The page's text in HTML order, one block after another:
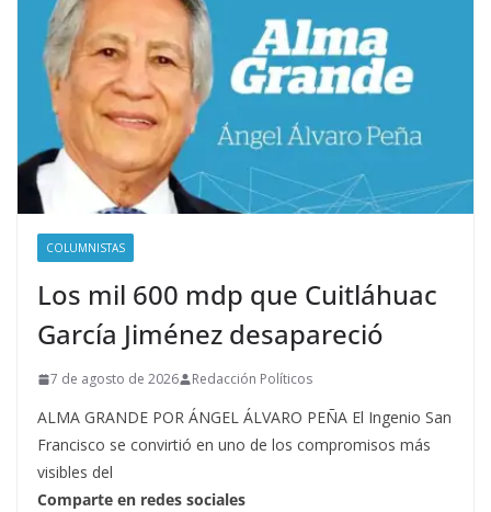
COLUMNISTAS
Los mil 600 mdp que Cuitláhuac
García Jiménez desapareció
7 de agosto de 2026 Redacción Políticos
ALMA GRANDE POR ÁNGEL ÁLVARO PEÑA El Ingenio San
Francisco se convirtió en uno de los compromisos más
visibles del
Comparte en redes sociales